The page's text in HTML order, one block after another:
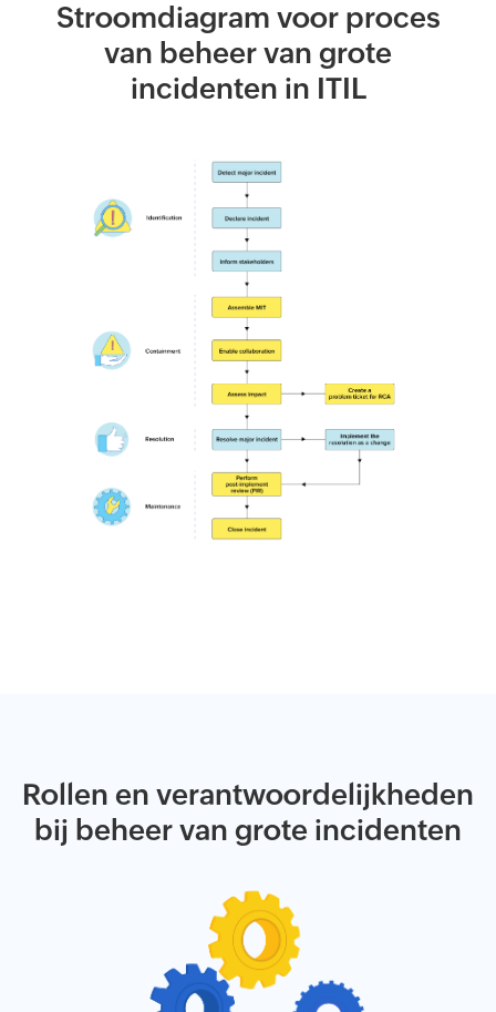
Stroomdiagram voor proces
van beheer van grote
incidenten in ITIL
Rollen en verantwoordelijkheden
bij beheer van grote incidenten